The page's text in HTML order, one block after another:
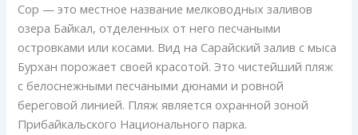
Сор — это местное название мелководных заливов
озера Байкал, отделенных от него песчаными
островками или косами. Вид на Сарайский залив с мыса
Бурхан порожает своей красотой. Это чистейший пляж
с белоснежными песчаными дюнами и ровной
береговой линией. Пляж является охранной зоной
Прибайкальского Национального парка.